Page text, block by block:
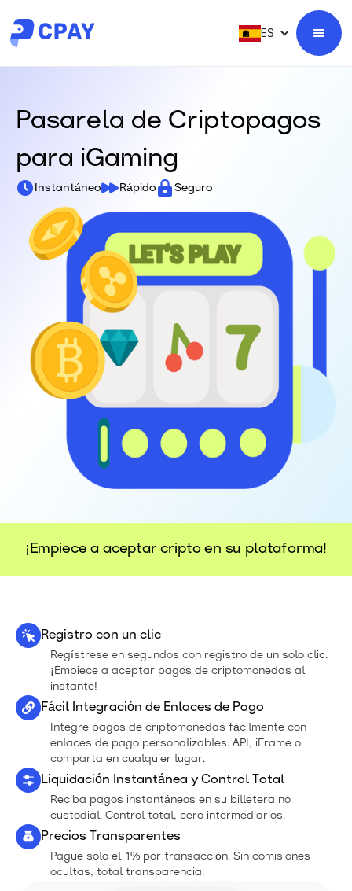
ES
Pasarela de Criptopagos
para iGaming
Instantáneo Rápido Seguro
¡Empiece a aceptar cripto en su plataforma!
Registro con un clic
Regístrese en segundos con registro de un solo clic.
¡Empiece a aceptar pagos de criptomonedas al
instante!
Fácil Integración de Enlaces de Pago
Integre pagos de criptomonedas fácilmente con
enlaces de pago personalizables. API, iFrame o
comparta en cualquier lugar.
Liquidación Instantánea y Control Total
Reciba pagos instantáneos en su billetera no
custodial. Control total, cero intermediarios.
Precios Transparentes
Pague solo el 1% por transacción. Sin comisiones
ocultas, total transparencia.